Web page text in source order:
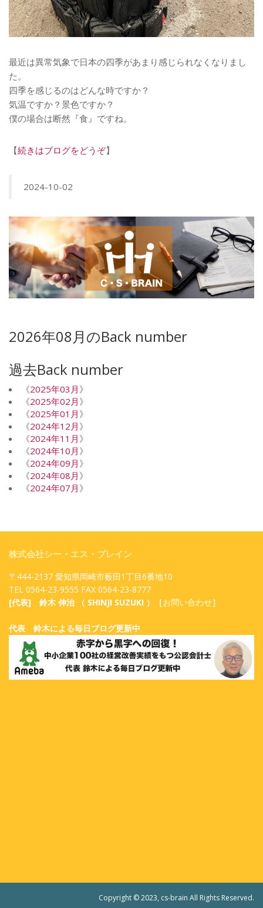
最近は異常気象で日本の四季があまり感じられなくなりまし
た。
四季を感じるのはどんな時ですか？
気温ですか？景色ですか？
僕の場合は断然『食』ですね。
【続きはブログをどうぞ】
2024-10-02
2026年08月のBack number
過去Back number
《2025年03月 》
《2025年02月 》
《2025年01月 》
《2024年12月 》
《2024年11月 》
《2024年10月 》
《2024年09月 》
《2024年08月 》
《2024年07月 》
株式会社シー・エス・ブレイン
〒444-2137 愛知県岡崎市薮田1丁目6番地10
TEL 0564-23-9555 FAX 0564-23-8777
[代表] 鈴木 伸治 （ SHINJI SUZUKI ）［お問い合わせ］
代表 鈴木による毎日ブログ更新中
Copyright © 2023, cs-brain All Rights Reserved.